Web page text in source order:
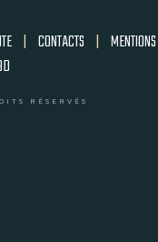
| CONTACTS | MENTIONS
RÉSERVÉS